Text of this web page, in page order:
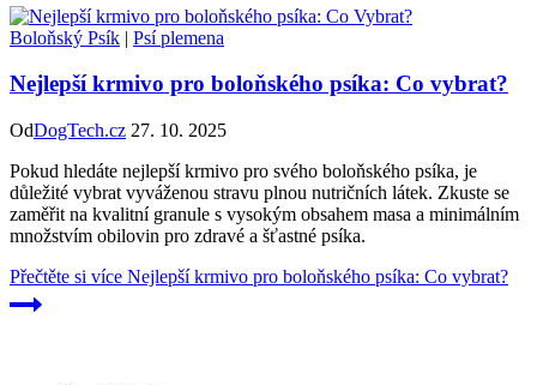
Boloňský Psík | Psí plemena
Nejlepší krmivo pro boloňského psíka: Co vybrat?
OdDogTech.cz 27. 10. 2025
Pokud hledáte nejlepší krmivo pro svého boloňského psíka, je
důležité vybrat vyváženou stravu plnou nutričních látek. Zkuste se
zaměřit na kvalitní granule s vysokým obsahem masa a minimálním
množstvím obilovin pro zdravé a šťastné psíka.
Přečtěte si více Nejlepší krmivo pro boloňského psíka: Co vybrat?